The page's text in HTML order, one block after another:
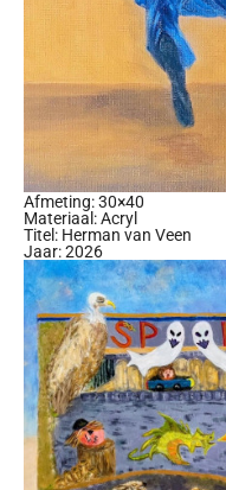
Afmeting: 30×40
Materiaal: Acryl
Titel: Herman van Veen
Jaar: 2026